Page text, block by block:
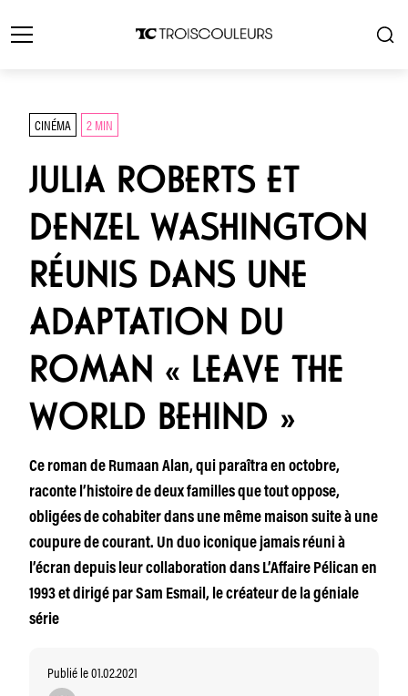
CINÉMA 2 MIN
JULIA ROBERTS ET
DENZEL WASHINGTON
RÉUNIS DANS UNE
ADAPTATION DU
ROMAN « LEAVE THE
WORLD BEHIND »
Ce roman de Rumaan Alan, qui paraîtra en octobre,
raconte l’histoire de deux familles que tout oppose,
obligées de cohabiter dans une même maison suite à une
coupure de courant. Un duo iconique jamais réuni à
l’écran depuis leur collaboration dans L’Affaire Pélican en
1993 et dirigé par Sam Esmail, le créateur de la géniale
série
Publié le 01.02.2021